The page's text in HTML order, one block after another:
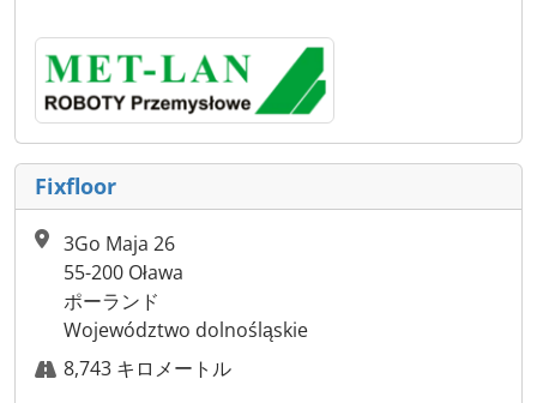
Fixfloor
3Go Maja 26
55-200 Oława
ポーランド
Województwo dolnośląskie
8,743 キロメートル